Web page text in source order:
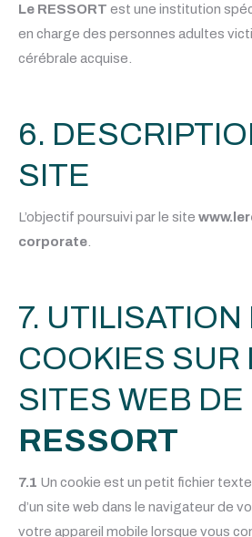
Le RESSORT est une institution
en charge des personnes adultes
cérébrale acquise.
6.
SITE
L’objectif poursuivi par le site
corporate
7. UTILISATION
COOKIES SUR
SITES WEB DE
RESSORT
7.1 Un cookie est un petit fichier
d’un site web dans le navigateur de
votre appareil mobile lorsque vous